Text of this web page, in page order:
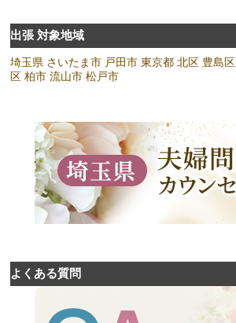
出張 対象地域
埼玉県 さいたま市 戸田市 東京都 北区 豊島区
区 柏市 流山市 松戸市
よくある質問